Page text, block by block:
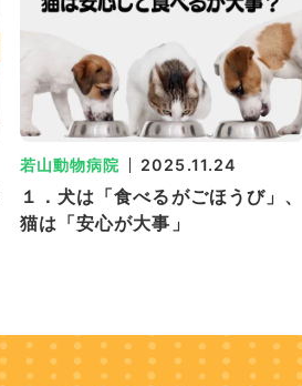
若山動物病院 2025.11.24
１．犬は「食べるがごほうび」、
猫は「安心が大事」